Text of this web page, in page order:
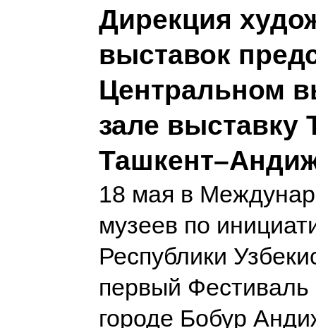
Дирекция
выставок
Центральном
зале выставку
18 мая в
музеев по
Республики
первый Фестиваль
городе Бобур